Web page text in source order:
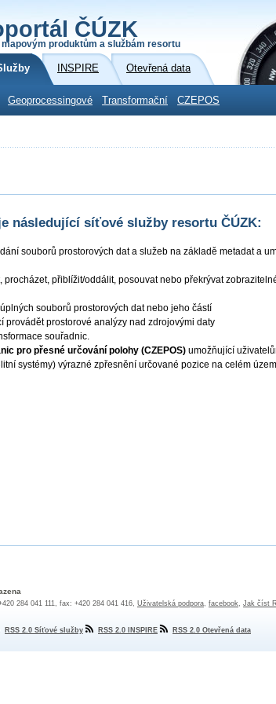
ČÚZK
produktům a službám resortu
INSPIRE Otevřená data
Geoprocessingové Transformační CZEPOS
následující síťové služby resortu ČÚZK:
souborů prostorových dat a služeb na základě metadat a
procházet, přiblížit/oddálit, posouvat nebo překrývat
souborů prostorových dat nebo jeho částí
provádět prostorové analýzy nad zdrojovými daty
souřadnic.
pro přesné určování polohy (CZEPOS) umožňující
systémy) výrazné zpřesnění určované pozice na celém
284 041 111, fax: +420 284 041 416, Uživatelská podpora, facebook, Jak číst
RSS 2.0 Síťové služby RSS 2.0 INSPIRE RSS 2.0 Otevřená data